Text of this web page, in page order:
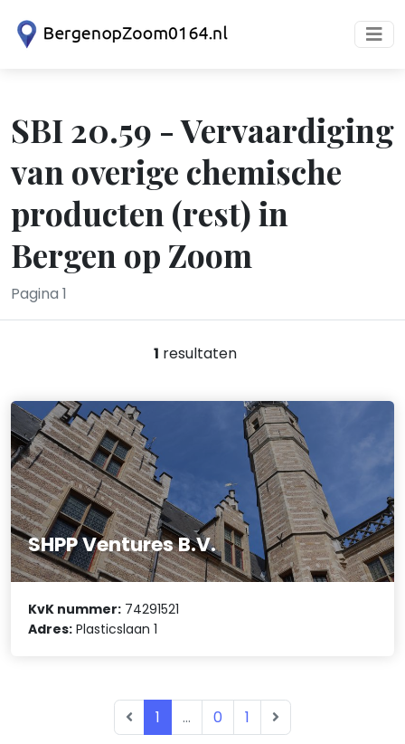
SBI 20.59 - Vervaardiging
van overige chemische
producten (rest) in
Bergen op Zoom
Pagina 1
1 resultaten
SHPP Ventures B.V.
KvK nummer: 74291521
Adres: Plasticslaan 1
1 ... 0 1